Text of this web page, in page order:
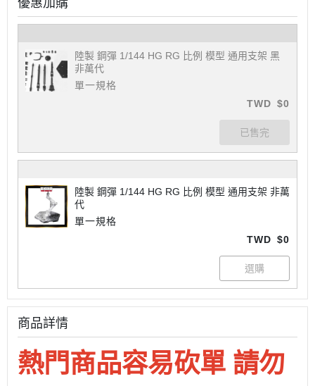
陸製 鋼彈 1/144 HG RG 比例 模型 通用支架 黑
非萬代
單一規格
TWD $0
陸製 鋼彈 1/144 HG RG 比例 模型 通用支架 非萬
代
單一規格
TWD $0
商品詳情
熱門商品容易砍單 請勿